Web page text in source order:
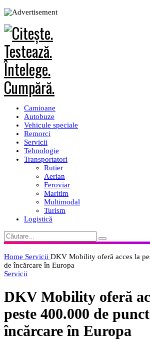
Camioane
Autobuze
Vehicule speciale
Remorci
Servicii
Tehnologie
Transportatori
Rutier
Aerian
Feroviar
Maritim
Multimodal
Turism
Logistică
Home Servicii DKV Mobility oferă acces la
de încărcare în Europa
Servicii
DKV Mobility oferă
peste 400.000 de
încărcare în Europa